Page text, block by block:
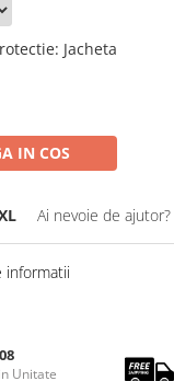
: Jacheta
IN COS
Ai nevoie de ajutor?
informatii
Unitate